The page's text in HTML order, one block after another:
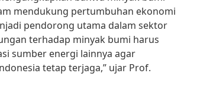
mendukung pertumbuhan ekonomi
pendorong utama dalam sektor
terhadap minyak bumi harus
sumber energi lainnya agar
tetap terjaga,” ujar Prof.